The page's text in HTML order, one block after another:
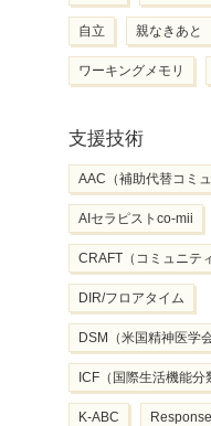
自立 親なきあと
ワーキングメモリ
支援技術
AAC（補助代替コミ
AIセラピストco-mii
CRAFT（コミュニテ
DIR/フロアタイム
DSM（米国精神医学
ICF（国際生活機能分
K-ABC